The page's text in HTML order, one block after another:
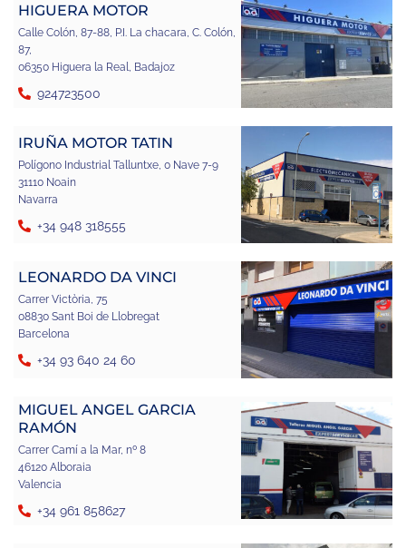
HIGUERA MOTOR
Calle Colón, 87-88, P.I. La chacara, C. Colón,
87,
06350 Higuera la Real, Badajoz
924723500
IRUÑA MOTOR TATIN
Polígono Industrial Talluntxe, 0 Nave 7-9
31110 Noain
Navarra
+34 948 318555
LEONARDO DA VINCI
Carrer Victòria, 75
08830 Sant Boi de Llobregat
Barcelona
+34 93 640 24 60
MIGUEL ANGEL GARCIA
RAMÓN
Carrer Camí a la Mar, nº 8
46120 Alboraia
Valencia
+34 961 858627